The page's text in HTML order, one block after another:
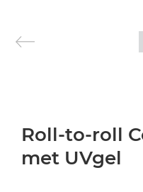
Roll-to-roll
met UVgel